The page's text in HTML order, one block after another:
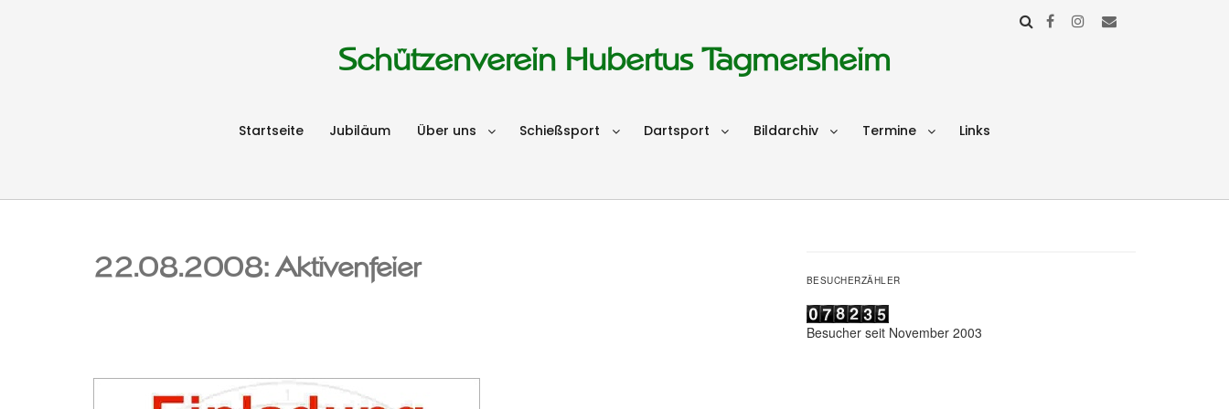
Schützenverein Hubertus Tagmersheim
Startseite Jubiläum Über uns Schießsport Dartsport Bildarchiv Termine Links
22.08.2008: Aktivenfeier BESUCHERZÄHLER
Besucher seit November 2003